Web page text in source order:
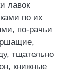
лавок
по их
по-рачьи
тщательно
книжные